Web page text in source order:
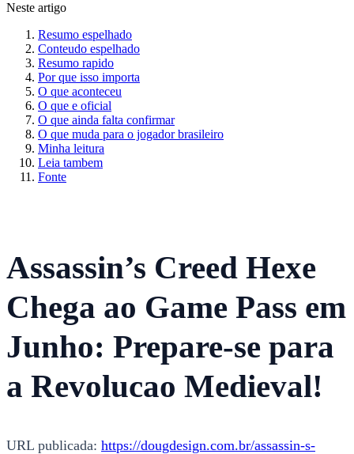
Neste artigo
Resumo espelhado
Conteudo espelhado
Resumo rapido
Por que isso importa
O que aconteceu
O que e oficial
O que ainda falta confirmar
O que muda para o jogador brasileiro
Minha leitura
Leia tambem
Fonte
Assassin’s Creed Hexe
Chega ao Game Pass em
Junho: Prepare-se para
a Revolucao Medieval!
URL publicada: https://dougdesign.com.br/assassin-s-